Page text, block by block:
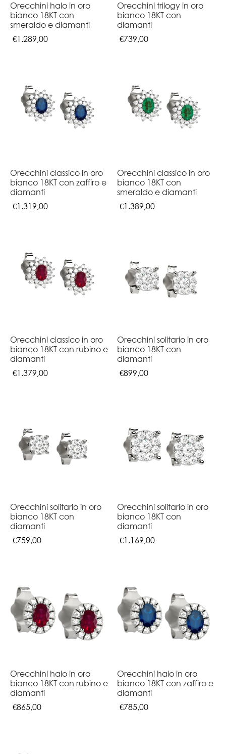
Orecchini halo in oro
bianco 18KT con
smeraldo e diamanti
€1.289,00
Orecchini trilogy in oro
bianco 18KT con
diamanti
€739,00
Orecchini classico in oro
bianco 18KT con zaffiro e
diamanti
€1.319,00
Orecchini classico in oro
bianco 18KT con
smeraldo e diamanti
€1.389,00
Orecchini classico in oro
bianco 18KT con rubino e
diamanti
€1.379,00
Orecchini solitario in oro
bianco 18KT con
diamanti
€899,00
Orecchini solitario in oro
bianco 18KT con
diamanti
€759,00
Orecchini solitario in oro
bianco 18KT con
diamanti
€1.169,00
Orecchini halo in oro
bianco 18KT con rubino e
diamanti
€865,00
Orecchini halo in oro
bianco 18KT con zaffiro e
diamanti
€785,00